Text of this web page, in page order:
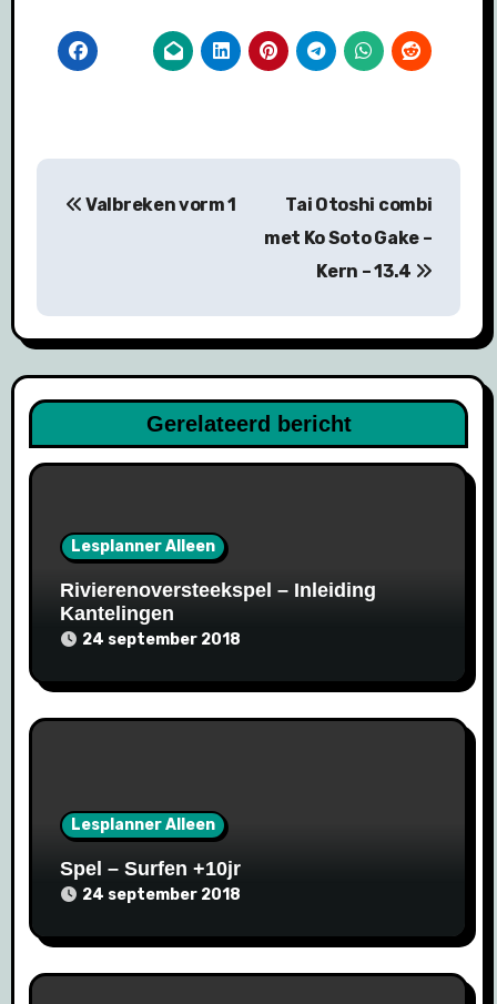
Valbreken vorm 1
Tai Otoshi combi
met Ko Soto Gake –
Kern – 13.4
Gerelateerd bericht
Lesplanner Alleen
Rivierenoversteekspel – Inleiding
Kantelingen
24 september 2018
Lesplanner Alleen
Spel – Surfen +10jr
24 september 2018